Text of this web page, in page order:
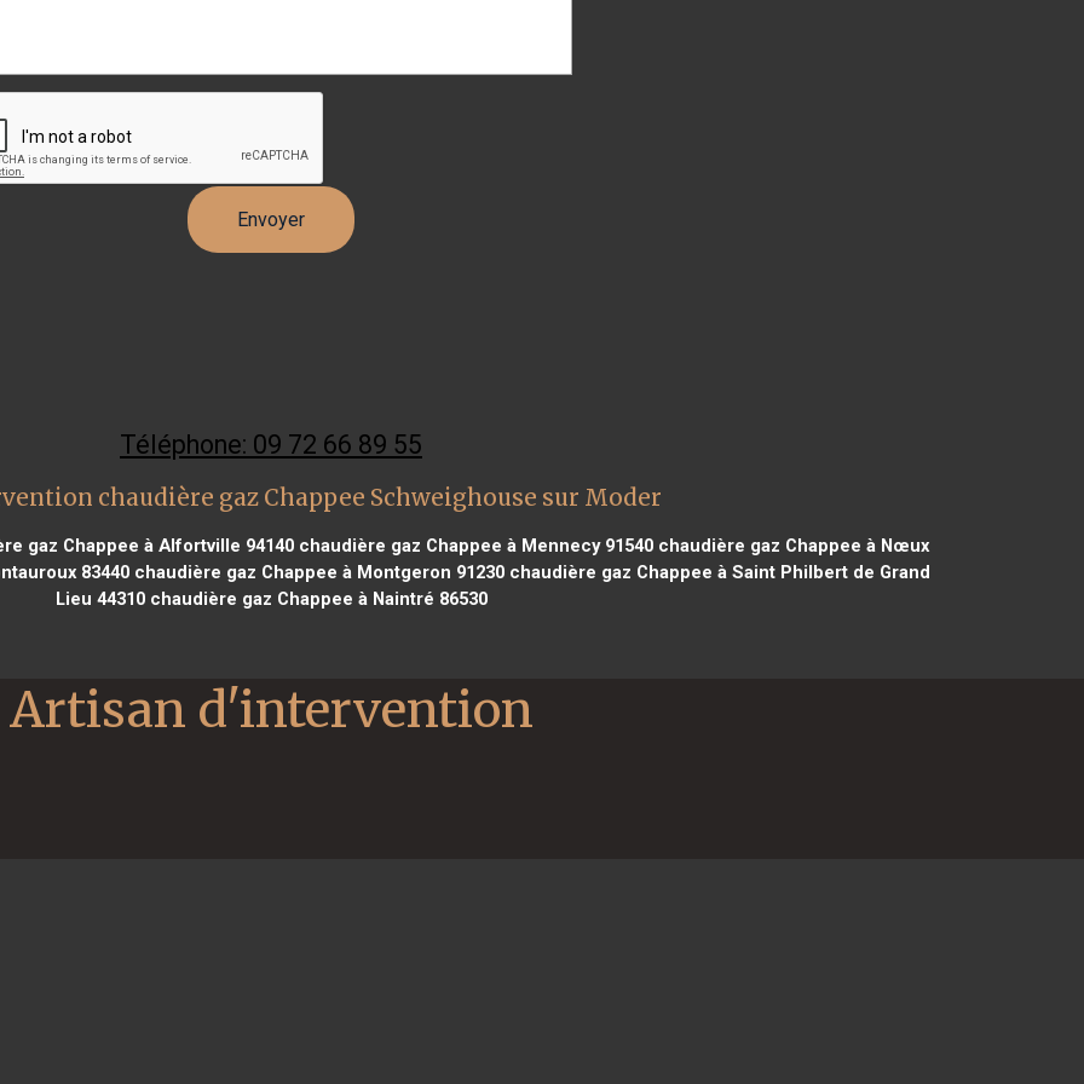
Téléphone: 09 72 66 89 55
chaudière gaz Chappee Schweighouse sur Moder
gaz Chappee à Alfortville 94140chaudière gaz Chappee à Mennecy 91540chaudière gaz Chappee à Nœux
83440 chaudière gaz Chappee à Montgeron 91230 chaudière gaz Chappee à Saint Philbert de Grand
Lieu 44310chaudière gaz Chappee à Naintré 86530
Artisan d'intervention